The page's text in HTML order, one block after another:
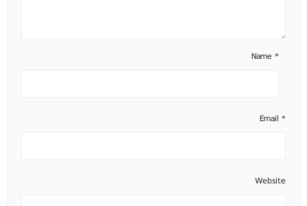
Name *
Email *
Website